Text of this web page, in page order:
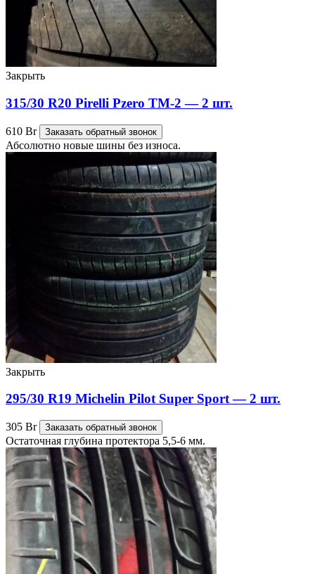
Закрыть
315/30 R20 Pirelli Pzero TM-2 — 2 шт.
610 Br Заказать обратный звонок
Абсолютно новые шины без износа.
Закрыть
295/30 R19 Michelin Pilot Super Sport — 2 шт.
305 Br Заказать обратный звонок
Остаточная глубина протектора 5,5-6 мм.